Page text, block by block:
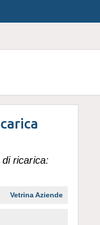
ricarica:
Vetrina Aziende